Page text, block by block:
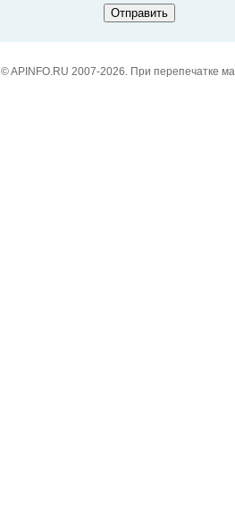
© APINFO.RU 2007-2026. При перепечатке